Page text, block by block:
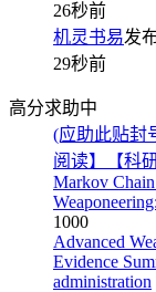
26秒前
机灵书易发
29秒前
高分求助中
(应助此贴封
阅读】【科
Markov
1000
Advanced
Evidence
administration